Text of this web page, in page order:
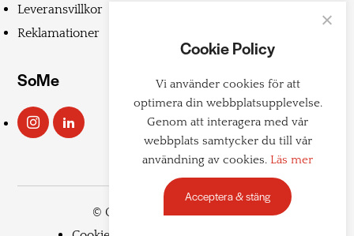
Leveransvillkor
Reklamationer
SoMe
© Copyright 2026 Teddington
Cookie Policy
Vi använder cookies för att
optimera din webbplatsupplevelse.
Genom att interagera med vår
webbplats samtycker du till vår
användning av cookies. Läs mer
Acceptera & stäng